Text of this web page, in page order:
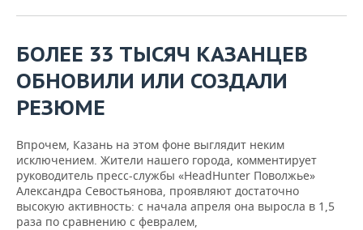
БОЛЕЕ 33 ТЫСЯЧ КАЗАНЦЕВ
ОБНОВИЛИ ИЛИ СОЗДАЛИ
РЕЗЮМЕ
Впрочем, Казань на этом фоне выглядит неким
исключением. Жители нашего города, комментирует
руководитель пресс-службы «HeadHunter Поволжье»
Александра Севостьянова, проявляют достаточно
высокую активность: с начала апреля она выросла в 1,5
раза по сравнению с февралем,